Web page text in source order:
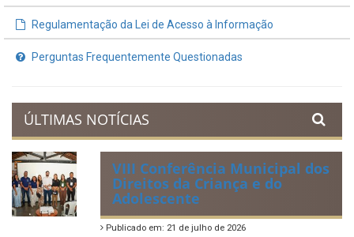
Regulamentação da Lei de Acesso à Informação
Perguntas Frequentemente Questionadas
ÚLTIMAS NOTÍCIAS
VIII Conferência Municipal dos
Direitos da Criança e do
Adolescente
Publicado em: 21 de julho de 2026